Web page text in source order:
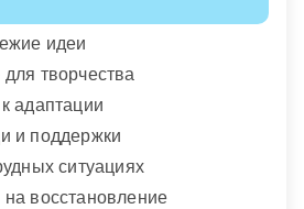
идеи
творчества
адаптации
и поддержки
ситуациях
восстановление